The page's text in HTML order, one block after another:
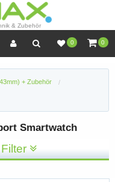
& Zubehör
0 0
+ Zubehör
Smartwatch